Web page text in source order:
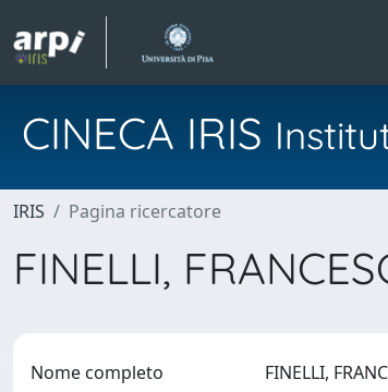
CINECA IRIS
IRIS Pagina ricercatore
FINELLI,
Nome completo FINELLI,